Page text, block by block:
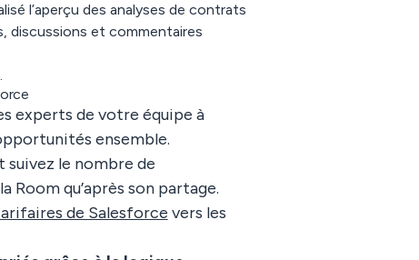
l’aperçu des analyses de contrats
discussions et commentaires
experts de votre équipe à
ensemble.
suivez le nombre de
Room qu’après son partage.
de Salesforce vers les